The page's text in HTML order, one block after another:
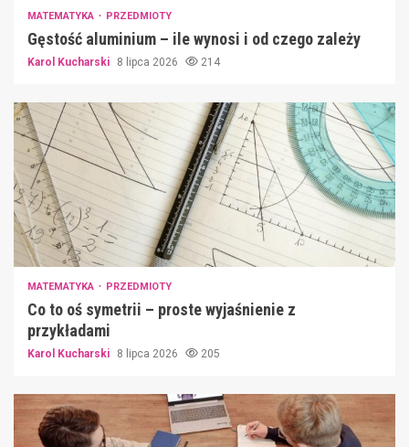
MATEMATYKA PRZEDMIOTY
Gęstość aluminium – ile wynosi i od czego zależy
Karol Kucharski 8 lipca 2026 214
MATEMATYKA PRZEDMIOTY
Co to oś symetrii – proste wyjaśnienie z
przykładami
Karol Kucharski 8 lipca 2026 205